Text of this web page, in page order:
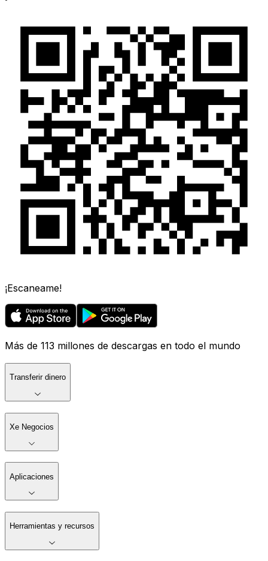
¡Escaneame!
Más de 113 millones de descargas en todo el mundo
Transferir dinero
Xe Negocios
Aplicaciones
Herramientas y recursos